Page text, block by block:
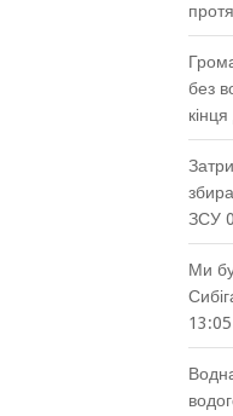
без
ЗСУ
Ми
13:05